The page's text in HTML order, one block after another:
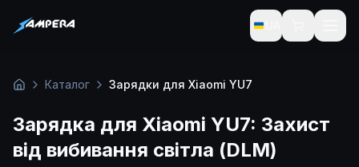
ГоловнаКаталог Зарядки для Xiaomi YU7
Зарядка для Xiaomi YU7: Захист
від вибивання світла (DLM)